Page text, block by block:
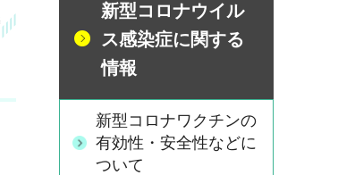
新型コロナウイル
ス感染症に関する
情報
新型コロナワクチンの
有効性・安全性などに
ついて